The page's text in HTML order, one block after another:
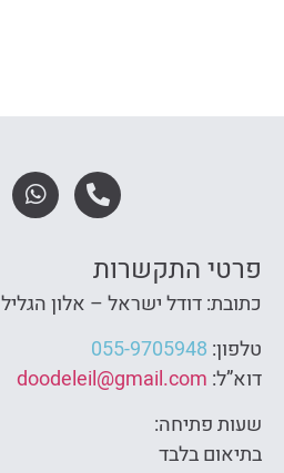
פרטי התקשרות
כתובת: דודל ישראל – אלון הגליל
טלפון: 055-9705948
דוא”ל: doodeleil@gmail.com
שעות פתיחה:
בתיאום בלבד